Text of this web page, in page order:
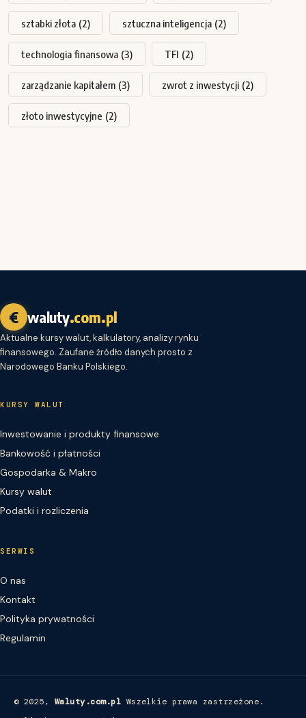
sztabki złota (2) sztuczna inteligencja (2)
technologia finansowa (3) TFI (2)
zarządzanie kapitałem (3) zwrot z inwestycji (2)
złoto inwestycyjne (2)
€ waluty.com.pl
Aktualne kursy walut, kalkulatory, analizy rynku
finansowego. Zaufane źródło danych prosto z
Narodowego Banku Polskiego.
KURSY WALUT
Inwestowanie i produkty finansowe
Bankowość i płatności
Gospodarka & Makro
Kursy walut
Podatki i rozliczenia
SERWIS
O nas
Kontakt
Polityka prywatności
Regulamin
© 2025, Waluty.com.pl Wszelkie prawa zastrzeżone.